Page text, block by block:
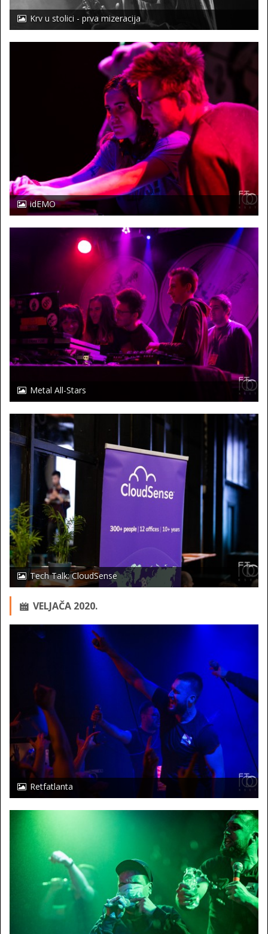
Krv u stolici - prva mizeracija
idEMO
Metal All-Stars
Tech Talk: CloudSense
VELJAČA 2020.
Retfatlanta